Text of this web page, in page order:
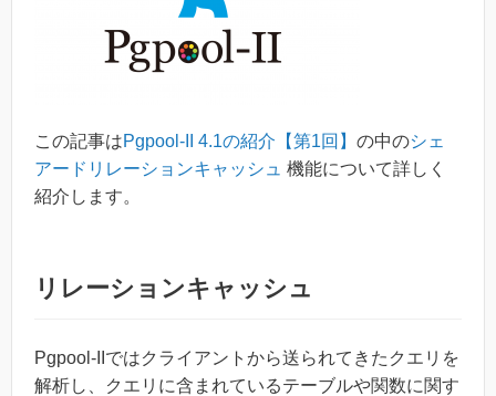
この記事はPgpool-II 4.1の紹介【第1回】 の中のシェ
アードリレーションキャッシュ 機能について詳しく
紹介します。
リレーションキャッシュ
Pgpool-IIではクライアントから送られてきたクエリを
解析し、クエリに含まれているテーブルや関数に関す